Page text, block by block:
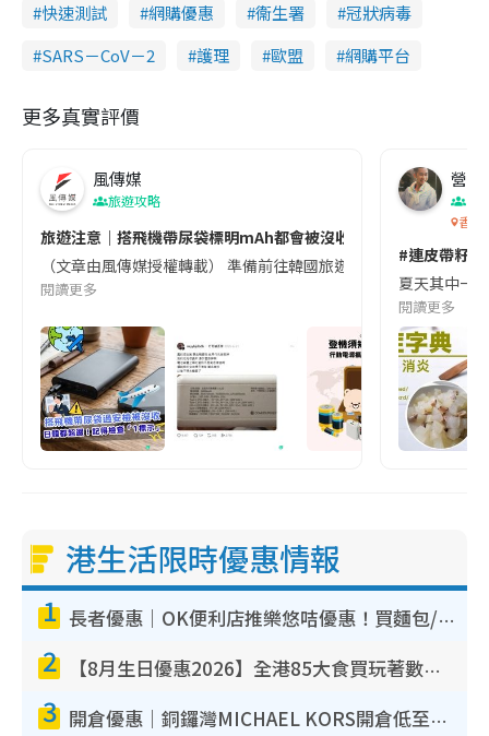
快速測試
網購優惠 衞生署
冠狀病毒
SARS－CoV－2
護理 歐盟 網購平台
更多真實評價
風傳媒
旅遊攻略
旅遊注意｜搭飛機帶尿袋標明mAh都會被沒收😱出發前切記檢查
（文章由風傳媒授權轉載） 準備前往韓國旅遊的民眾，近期要
閱讀更多
營養
香港
#連皮帶籽
夏天其中一
閱讀更多
港生活限時優惠情報
1 長者優惠｜OK便利店推樂悠咭優惠！買麵包/牛奶/保健品拍卡即減
2 【8月生日優惠2026】全港85大食買玩著數攻略 自助餐/火鍋放題同行免費＋誠品/DONKI送現金券
3 開倉優惠｜銅鑼灣MICHAEL KORS開倉低至17折！直擊$500起買手袋/銀包/鞋款 必買經典Jet Set系列